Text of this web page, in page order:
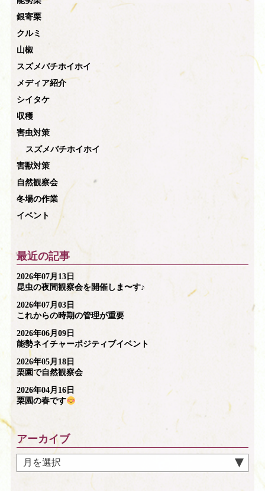
銀寄栗
クルミ
山椒
スズメバチホイホイ
メディア紹介
シイタケ
収穫
害虫対策
スズメバチホイホイ
害獣対策
自然観察会
冬場の作業
イベント
最近の記事
2026年07月13日
昆虫の夜間観察会を開催しま〜す♪
2026年07月03日
これからの時期の管理が重要
2026年06月09日
能勢ネイチャーポジティブイベント
2026年05月18日
栗園で自然観察会
2026年04月16日
栗園の春です
アーカイブ